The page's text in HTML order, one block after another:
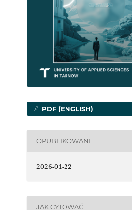
PDF (ENGLISH)
OPUBLIKOWANE
2026-01-22
JAK CYTOWAĆ